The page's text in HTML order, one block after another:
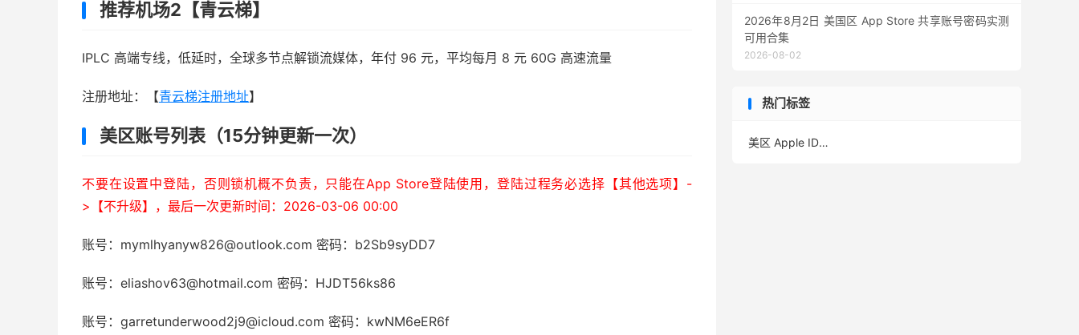
推荐机场2【青云梯】
IPLC 高端专线，低延时，全球多节点解锁流媒体，年付 96 元，平均每月 8 元 60G 高速流量
注册地址：【青云梯注册地址】
美区账号列表（15分钟更新一次）
不要在设置中登陆，否则锁机概不负责，只能在App Store登陆使用，登陆过程务必选择【其他选项】-
>【不升级】，最后一次更新时间：2026-03-06 00:00
账号：mymlhyanyw826@outlook.com 密码：b2Sb9syDD7
账号：eliashov63@hotmail.com 密码：HJDT56ks86
账号：garretunderwood2j9@icloud.com 密码：kwNM6eER6f
2026年8月2日 美国区 App Store 共享账号密码实测
可用合集
2026-08-02
热门标签
美区 Apple ID(389)